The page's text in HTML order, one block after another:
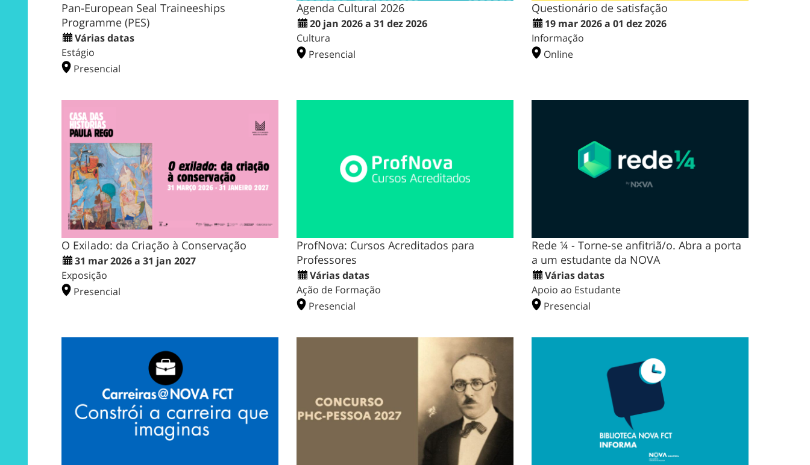
Pan-European Seal Traineeships
Programme (PES)
Várias datas
Estágio
Presencial
Agenda Cultural 2026
20 jan 2026 a 31 dez 2026
Cultura
Presencial
Questionário de satisfação
19 mar 2026 a 01 dez 2026
Informação
Online
O Exilado: da Criação à Conservação
31 mar 2026 a 31 jan 2027
Exposição
Presencial
ProfNova: Cursos Acreditados para
Professores
Várias datas
Ação de Formação
Presencial
Rede ¼ - Torne-se anfitriã/o. Abra a porta
a um estudante da NOVA
Várias datas
Apoio ao Estudante
Presencial